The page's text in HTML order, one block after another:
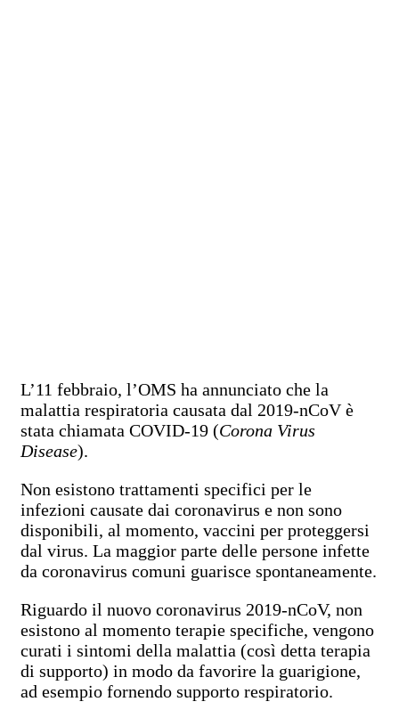
L’11 febbraio, l’OMS ha annunciato che la
malattia respiratoria causata dal 2019-nCoV è
stata chiamata COVID-19 (Corona Virus
Disease).
Non esistono trattamenti specifici per le
infezioni causate dai coronavirus e non sono
disponibili, al momento, vaccini per proteggersi
dal virus. La maggior parte delle persone infette
da coronavirus comuni guarisce spontaneamente.
Riguardo il nuovo coronavirus 2019-nCoV, non
esistono al momento terapie specifiche, vengono
curati i sintomi della malattia (così detta terapia
di supporto) in modo da favorire la guarigione,
ad esempio fornendo supporto respiratorio.